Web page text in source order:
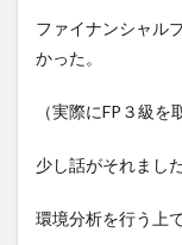
ファイナンシャル
かった。
（実際にFP３級を
少し話がそれました
環境分析を行う上で